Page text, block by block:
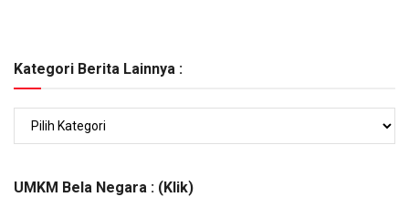
Kategori Berita Lainnya :
UMKM Bela Negara : (Klik)